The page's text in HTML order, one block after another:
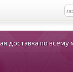
доставка по